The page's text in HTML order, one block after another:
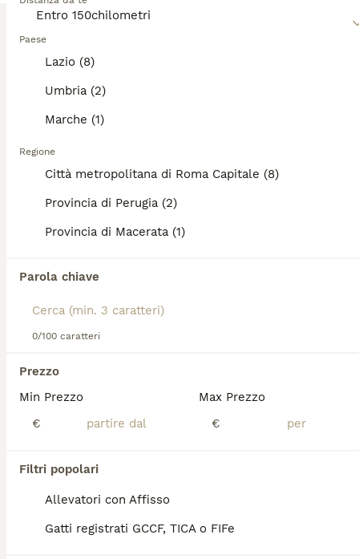
Paese
Lazio (8)
Umbria (2)
Marche (1)
Regione
Città metropolitana di Roma Capitale (8)
Provincia di Perugia (2)
Provincia di Macerata (1)
Parola chiave
0/100 caratteri
Prezzo
Min Prezzo
€
Max Prezzo
€
Filtri popolari
Allevatori con Affisso
Gatti registrati GCCF, TICA o FIFe
Leggi lanostra pagina di consigli sul Ragdoll
informazioni su questa razza di gatto.
11 settimane 1
(7.4km)
Ragdoll bianco crema
Ragdoll
4 mesi 1 350 €
(7.4km)